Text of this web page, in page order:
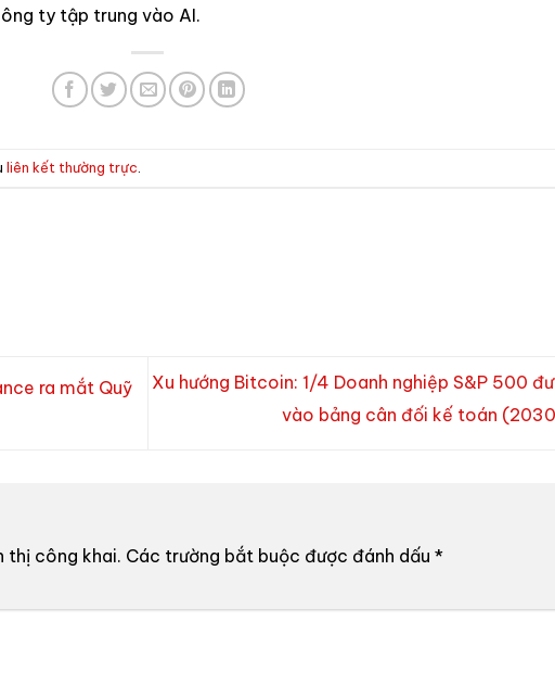
ty tập trung vào AI.
liên kết thường trực
ra mắt Quỹ
Xu hướng Bitcoin: 1/4 Doanh nghiệp S&P 500
vào bảng cân đối kế toán
thị công khai. Các trường bắt buộc được đánh dấu *